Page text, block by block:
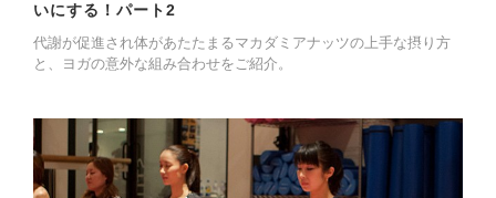
いにする！パート2
代謝が促進され体があたたまるマカダミアナッツの上手な摂り方
と、ヨガの意外な組み合わせをご紹介。